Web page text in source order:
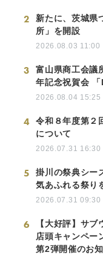
2
新たに、茨城県
所」を開設
2026.08.03 11:00
3
富山県商工会議
年記念祝賀会
2026.08.04 15:25
4
令和８年度第２
について
2026.07.31 16:30
5
掛川の祭典シー
気あふれる祭り
2026.07.31 09:30
6
【大好評】サブ
店頭キャンペー
第2弾開催のお